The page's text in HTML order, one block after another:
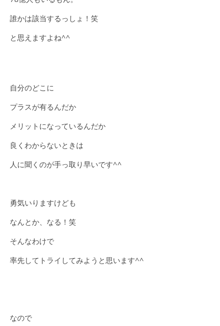
誰かは該当するっしょ！笑
と思えますよね^^
自分のどこに
プラスが有るんだか
メリットになっているんだか
良くわからないときは
人に聞くのが手っ取り早いです^^
勇気いりますけども
なんとか、なる！笑
そんなわけで
率先してトライしてみようと思います^^
なので